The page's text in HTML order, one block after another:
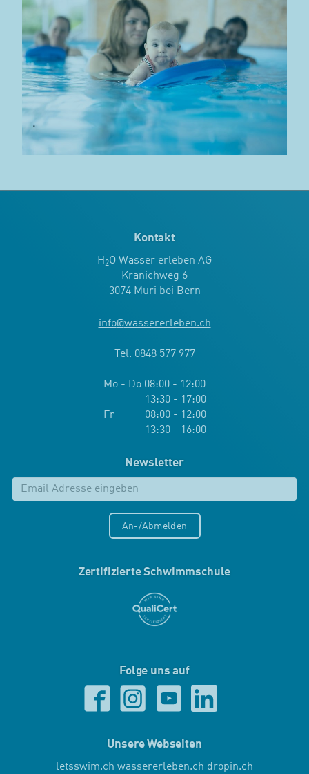
.
Kontakt
H2O Wasser erleben AG
Kranichweg 6
3074 Muri bei Bern
info@wassererleben.ch
Tel. 0848 577 977
Mo - Do 08:00 - 12:00
13:30 - 17:00
Fr 08:00 - 12:00
13:30 - 16:00
Newsletter
An-/Abmelden
Zertifizierte Schwimmschule
Folge uns auf
Unsere Webseiten
letsswim.ch wassererleben.ch dropin.ch